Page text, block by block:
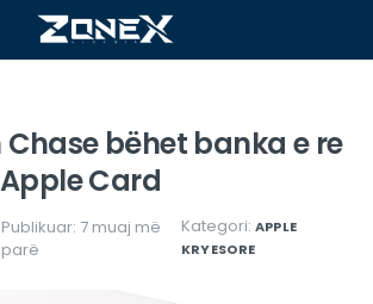
bëhet banka e re
Card
Publikuar: 7 muaj më
parë
Kategori: APPLE
KRYESORE